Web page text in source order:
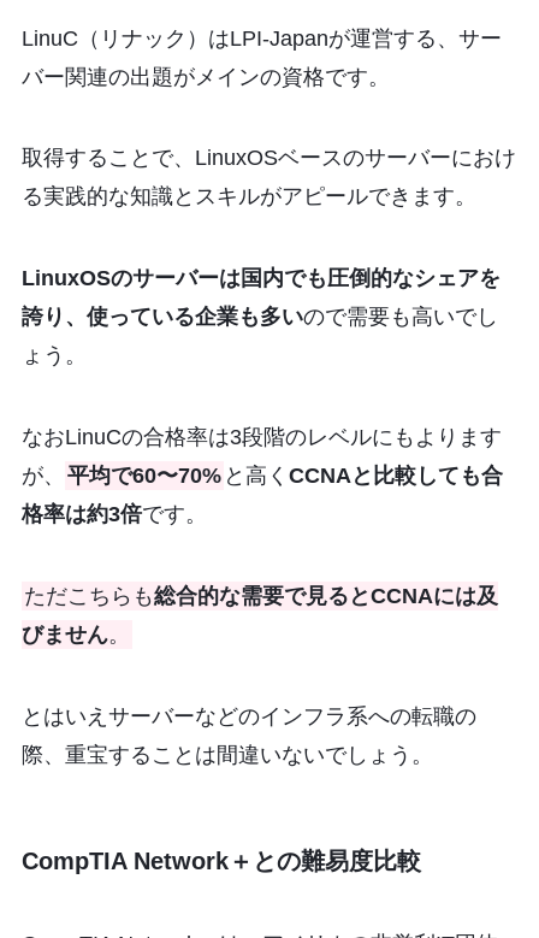
LinuC（リナック）はLPI-Japanが運営する、サー
バー関連の出題がメインの資格です。
取得することで、LinuxOSベースのサーバーにおけ
る実践的な知識とスキルがアピールできます。
LinuxOSのサーバーは国内でも圧倒的なシェアを
誇り、使っている企業も多いので需要も高いでし
ょう。
なおLinuCの合格率は3段階のレベルにもよります
が、
平均で60〜70% と高く CCNAと比較しても合
格率は約3倍です。
ただこちらも総合的な需要で見るとCCNAには及
びません。
とはいえサーバーなどのインフラ系への転職の
際、重宝することは間違いないでしょう。
CompTIA Network＋との難易度比較